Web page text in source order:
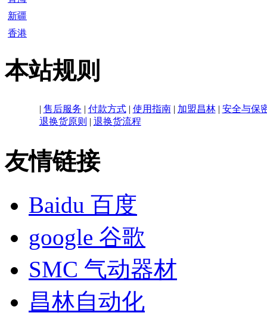
新疆
香港
本站规则
| 售后服务 | 付款方式| 使用指南| 加盟昌林| 安全与保
退换货原则 | 退换货流程
友情链接
Baidu 百度
google 谷歌
SMC 气动器材
昌林自动化